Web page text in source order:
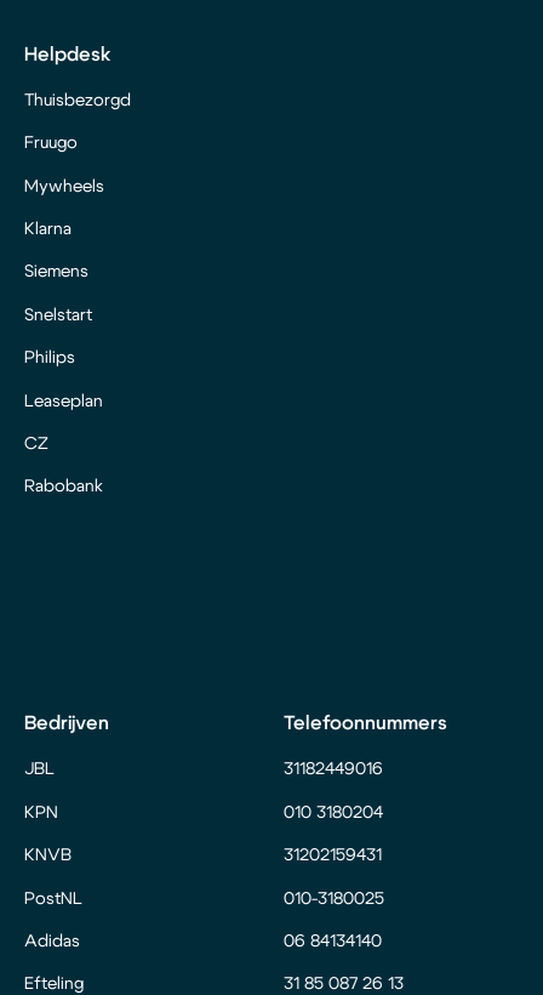
Helpdesk
Thuisbezorgd
Fruugo
Mywheels
Klarna
Siemens
Snelstart
Philips
Leaseplan
CZ
Rabobank
Bedrijven
JBL
KPN
KNVB
PostNL
Adidas
Efteling
Telefoonnummers
31182449016
010 3180204
31202159431
010-3180025
06 84134140
31 85 087 26 13